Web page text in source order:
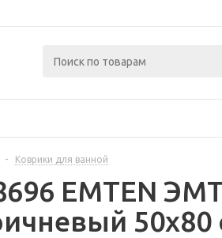
- Коврики для ванной
EMTEN
50x80